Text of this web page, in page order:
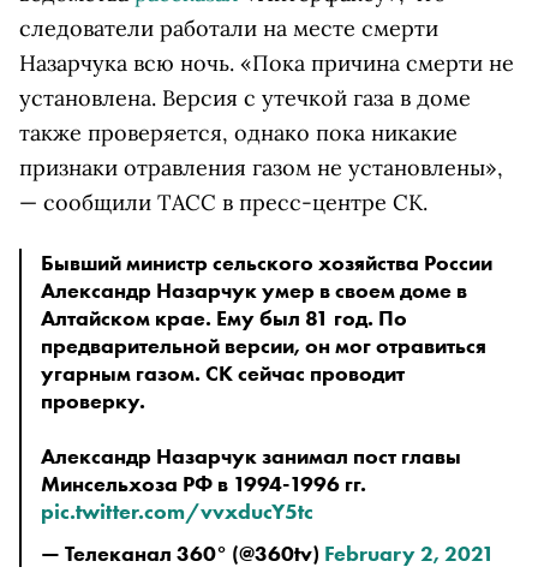
следователи работали на месте смерти
Назарчука всю ночь. «Пока причина смерти не
установлена. Версия с утечкой газа в доме
также проверяется, однако пока никакие
признаки отравления газом не установлены»,
— сообщили ТАСС в пресс-центре СК.
Бывший министр сельского хозяйства России
Александр Назарчук умер в своем доме в
Алтайском крае. Ему был 81 год. По
предварительной версии, он мог отравиться
угарным газом. СК сейчас проводит
проверку.
Александр Назарчук занимал пост главы
Минсельхоза РФ в 1994-1996 гг.
pic.twitter.com/vvxducY5tc
— Телеканал 360° (@360tv) February 2, 2021